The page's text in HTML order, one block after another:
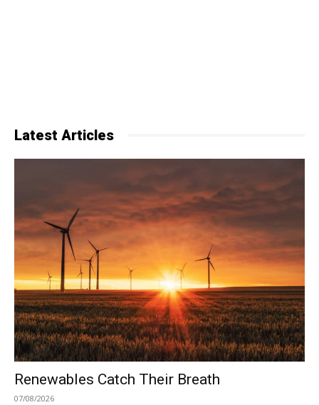
Latest Articles
Renewables Catch Their Breath
07/08/2026